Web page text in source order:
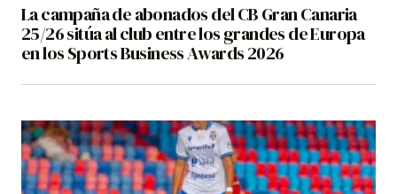
La campaña de abonados del CB Gran Canaria
25/26 sitúa al club entre los grandes de Europa
en los Sports Business Awards 2026